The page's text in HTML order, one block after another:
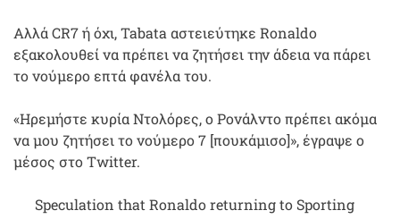
Αλλά CR7 ή όχι, Tabata αστειεύτηκε Ronaldo
εξακολουθεί να πρέπει να ζητήσει την άδεια να πάρει
το νούμερο επτά φανέλα του.
«Ηρεμήστε κυρία Ντολόρες, ο Ρονάλντο πρέπει ακόμα
να μου ζητήσει το νούμερο 7 [πουκάμισο]», έγραψε ο
μέσος στο Twitter.
Speculation that Ronaldo returning to Sporting